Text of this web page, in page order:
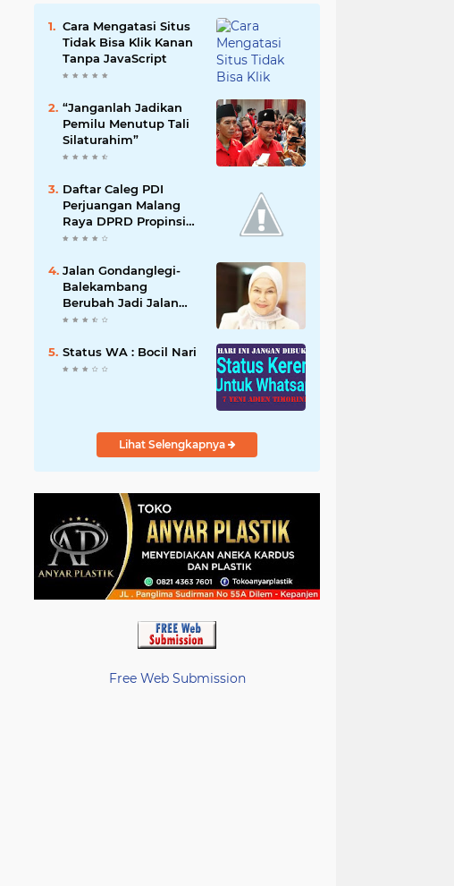
Cara Mengatasi Situs
Tidak Bisa Klik Kanan
Tanpa JavaScript
“Janganlah Jadikan
Pemilu Menutup Tali
Silaturahim”
Daftar Caleg PDI
Perjuangan Malang
Raya DPRD Propinsi
jawa Timur 2019
Jalan Gondanglegi-
Balekambang
Berubah Jadi Jalan
Nasional, Dewanti
Dampaknya
[NUSANTARANEW.CO]
Status WA : Bocil Nari
Lihat Selengkapnya
Free Web Submission